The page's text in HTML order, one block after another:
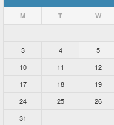
M T W
3
4 5
10
11 12
17
18 19
24
25 26
31